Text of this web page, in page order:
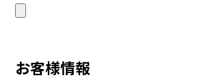
お客様情報